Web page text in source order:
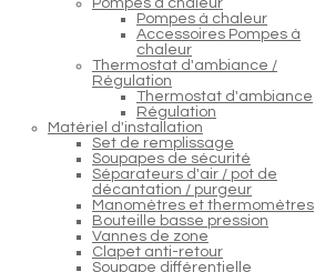
Pompes à chaleur
Accessoires Pompes à
chaleur
Thermostat d'ambiance /
Régulation
Thermostat d'ambiance
Régulation
Matériel d'installation
Set de remplissage
Soupapes de sécurité
Séparateurs d'air / pot de
décantation / purgeur
Manomètres et thermomètres
Bouteille basse pression
Vannes de zone
Clapet anti-retour
Soupape différentielle